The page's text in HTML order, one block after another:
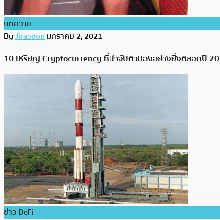
บทความ
ByJiraboonมกราคม 2, 2021
10 เหรียญ Cryptocurrency ที่น่าจับตามองอย่างยิ่งตลอดปี
ข่าว DeFi